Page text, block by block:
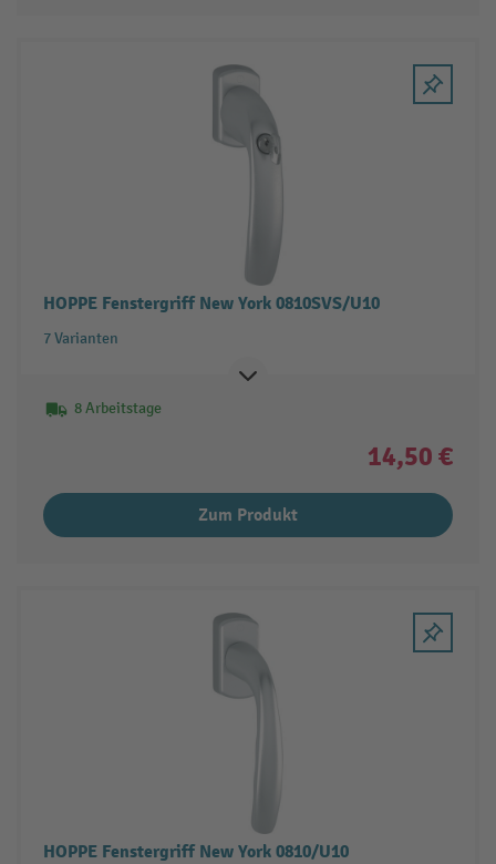
HOPPE Fenstergriff New York 0810SVS/U10
7 Varianten
8 Arbeitstage
14,50 €
Zum Produkt
HOPPE Fenstergriff New York 0810/U10